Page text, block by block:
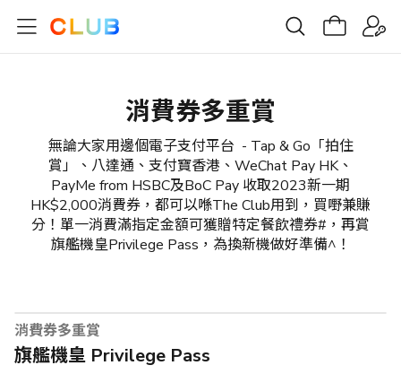
消費券多重賞
無論大家用邊個電子支付平台 - Tap & Go「拍住
賞」、八達通、支付寶香港、WeChat Pay HK、
PayMe from HSBC及BoC Pay 收取2023新一期
HK$2,000消費券，都可以喺The Club用到，買嘢兼賺
分！單一消費滿指定金額可獲贈特定餐飲禮券#，再賞
旗艦機皇Privilege Pass，為換新機做好準備^！
消費券多重賞
旗艦機皇 Privilege Pass